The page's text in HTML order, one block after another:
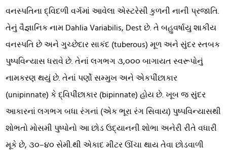
વનસ્પતિના દ્વિદળી વર્ગમાં આવેલા એસ્ટરેસી કુળની નાની પ્રજાતિ.
તેનું વૈજ્ઞાનિક નામ Dahlia Variabilis, Dest છે. તે બહુવર્ષાયુ શાકીય
વનસ્પતિ છે અને ગુચ્છેદાર સાકંદ (tuberous) મૂળ અને સુંદર સ્તબક
પુષ્પવિન્યાસ ધરાવે છે. તેનાં લગભગ ૩,૦૦૦ બાગાયત સ્વરૂપોનું
નામકરણ થયું છે. તેનાં પર્ણો સમ્મુખ અને એકપીંછાકાર
(unipinnate) કે દ્વિપીંછાકાર (bipinnate) હોય છે. ખૂબ જ સુંદર
આકારનાં લગભગ બધા રંગનાં (એક ભૂરા રંગ સિવાય) પુષ્પવિન્યાસથી
શોભતો મોસમી પુષ્પોનો આ છોડ ઉદ્યાનની શોભા અનેરી રીતે વધારી
મૂકે છે, ૩૦–૪૦ સેમી.થી એકાદ મીટર ઊંચા થાય તેવા છોડવાળી